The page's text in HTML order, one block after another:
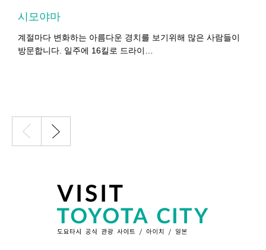
시모야마
계절마다 변화하는 아름다운 경치를 보기위해 많은 사람들이
방문합니다. 일주에 16킬로 드라이…